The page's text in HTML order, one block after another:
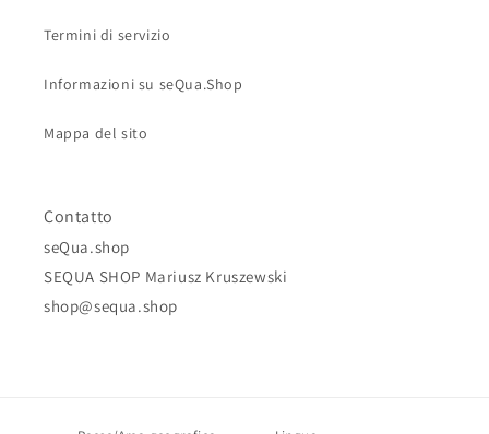
Termini di servizio
Informazioni su seQua.Shop
Mappa del sito
Contatto
seQua.shop
SEQUA SHOP Mariusz Kruszewski
shop@sequa.shop